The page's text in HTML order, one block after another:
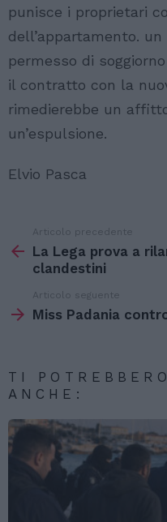
punisce i proprietari
dell’appartamento.
permesso di
il contratto con la
rimedierebbe un
un’espulsione.
Elvio Pasca
di
Articolo precedente
La Lega prova a
clandestini
Articolo seguente
Miss Padania
TI
ANCHE: